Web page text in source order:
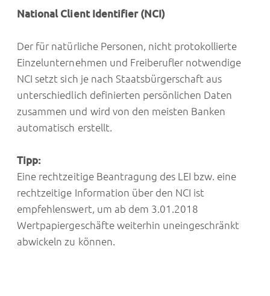
National Client Identifier (NCI)
Der für natürliche Personen, nicht protokollierte
Einzelunternehmen und Freiberufler notwendige
NCI setzt sich je nach Staatsbürgerschaft aus
unterschiedlich definierten persönlichen Daten
zusammen und wird von den meisten Banken
automatisch erstellt.
Tipp:
Eine rechtzeitige Beantragung des LEI bzw. eine
rechtzeitige Information über den NCI ist
empfehlenswert, um ab dem 3.01.2018
Wertpapiergeschäfte weiterhin uneingeschränkt
abwickeln zu können.